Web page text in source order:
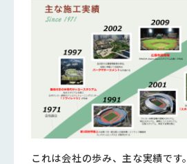
これは会社の歩み、主な実績です。